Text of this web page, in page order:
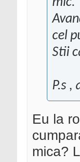
cel
Stii
P.s ,
Eu la
mica?